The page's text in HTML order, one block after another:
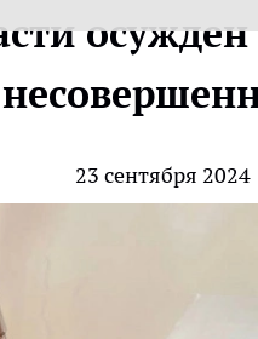
осужден
23 сентября 2024